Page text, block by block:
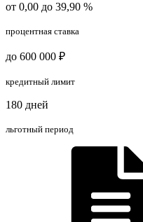
от 0,00 до 39,90 %
процентная ставка
до 600 000 ₽
кредитный лимит
180 дней
льготный период